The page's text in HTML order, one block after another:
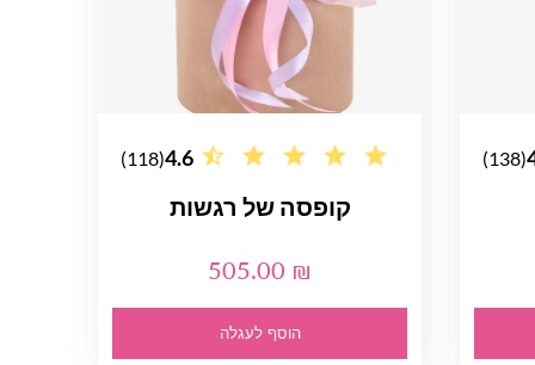
(138)
4.6
(118)
קופסה של רגשות
505.00 ₪
הוסף לעגלה